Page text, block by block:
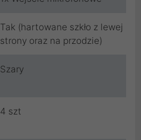
Tak (hartowane szkło z lewej
strony oraz na przodzie)
Szary
4 szt